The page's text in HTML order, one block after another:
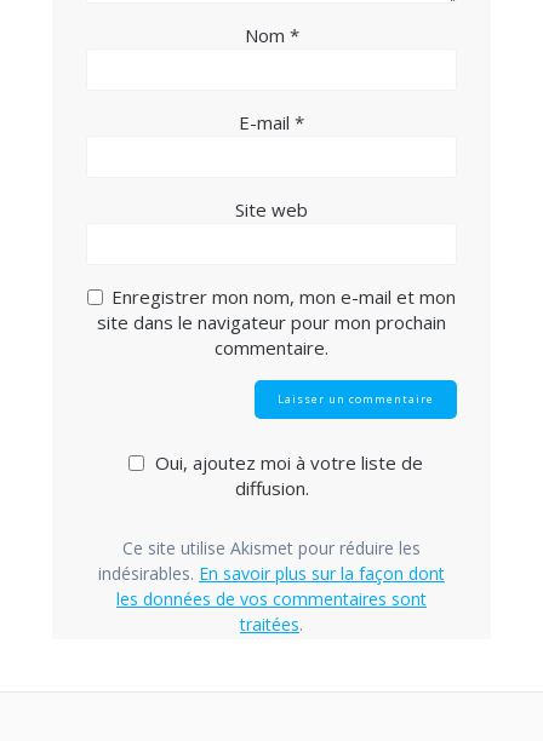
Nom *
E-mail *
Site web
Enregistrer mon nom, mon e-mail et mon
site dans le navigateur pour mon prochain
commentaire.
Oui, ajoutez moi à votre liste de
diffusion.
Ce site utilise Akismet pour réduire les
indésirables. En savoir plus sur la façon dont
les données de vos commentaires sont
traitées.